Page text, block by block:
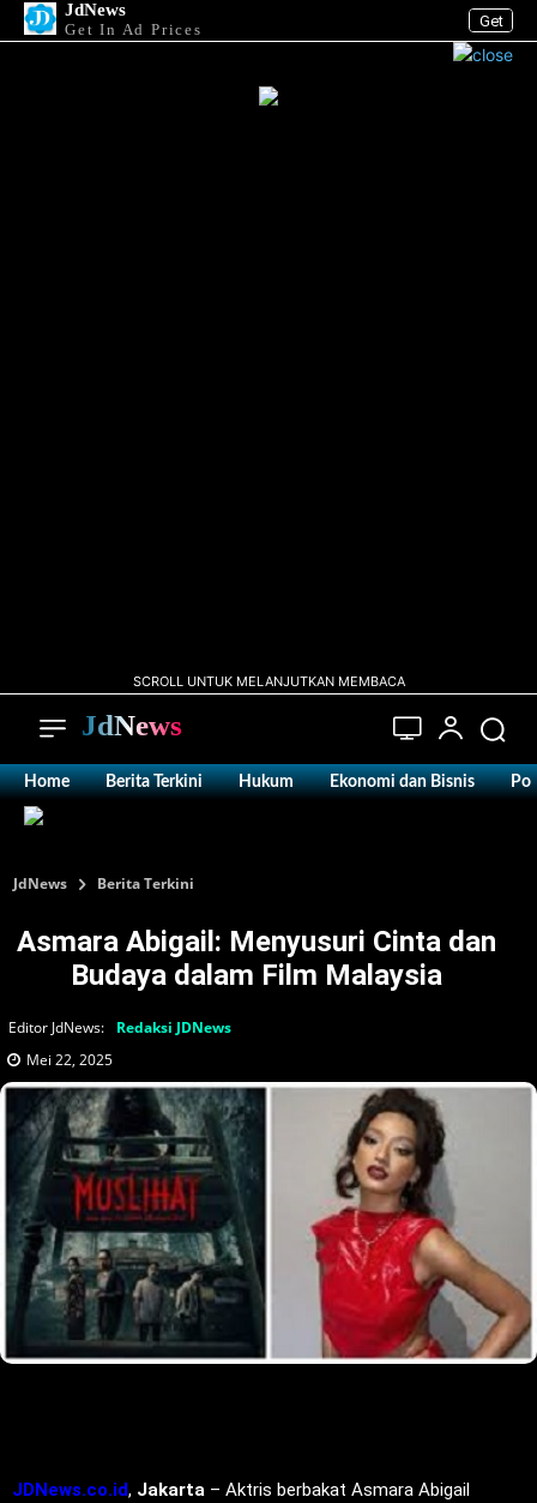
Get
JdNews
Get In Ad Prices
SCROLL UNTUK MELANJUTKAN MEMBACA
JdNews
Home Berita Terkini Hukum Ekonomi dan Bisnis
JdNews Berita Terkini
Asmara Abigail: Menyusuri Cinta dan
Budaya dalam Film Malaysia
Editor JdNews:
Redaksi JDNews
Mei 22, 2025
JDNews.co.id, Jakarta – Aktris berbakat Asmara Abigail